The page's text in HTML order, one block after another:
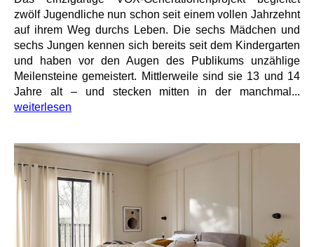
zwölf Jugendliche nun schon seit einem vollen Jahrzehnt
auf ihrem Weg durchs Leben. Die sechs Mädchen und
sechs Jungen kennen sich bereits seit dem Kindergarten
und haben vor den Augen des Publikums unzählige
Meilensteine gemeistert. Mittlerweile sind sie 13 und 14
Jahre alt – und stecken mitten in der manchmal...
weiterlesen